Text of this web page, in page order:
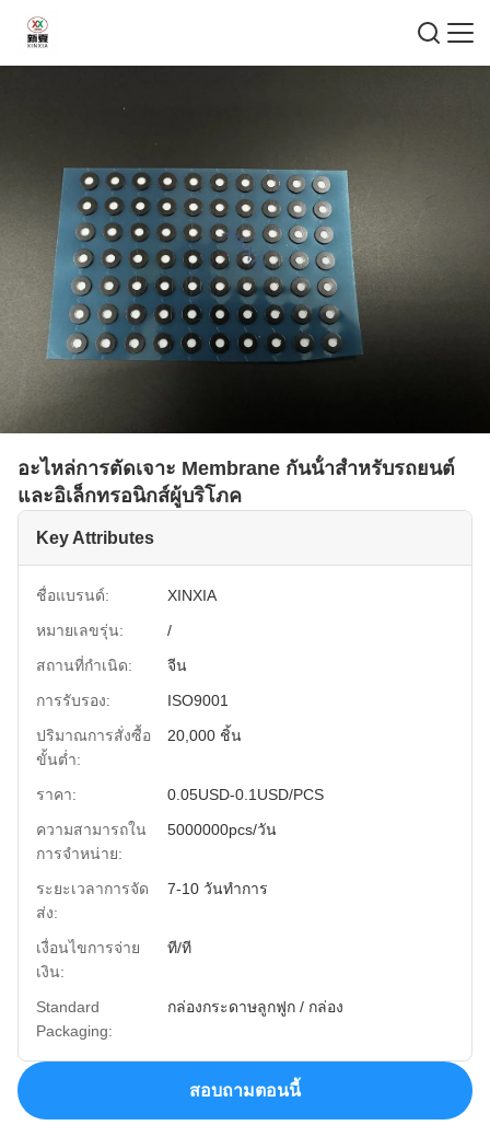
อะไหล่การตัดเจาะ Membrane กันน้ําสําหรับรถยนต์
และอิเล็กทรอนิกส์ผู้บริโภค
Key Attributes
ชื่อแบรนด์:
XINXIA
หมายเลขรุ่น:
/
สถานที่กำเนิด:
จีน
การรับรอง:
ISO9001
ปริมาณการสั่งซื้อ
ขั้นต่ำ:
20,000 ชิ้น
ราคา:
0.05USD-0.1USD/PCS
ความสามารถใน
การจําหน่าย:
5000000pcs/วัน
ระยะเวลาการจัด
ส่ง:
7-10 วันทำการ
เงื่อนไขการจ่าย
เงิน:
ที/ที
Standard
Packaging:
กล่องกระดาษลูกฟูก / กล่อง
สอบถามตอนนี้